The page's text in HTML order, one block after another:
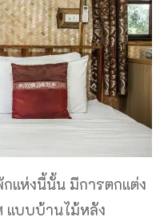
แห่งนี้นั้น มีการตกแต่ง
แบบบ้านไม้หลัง